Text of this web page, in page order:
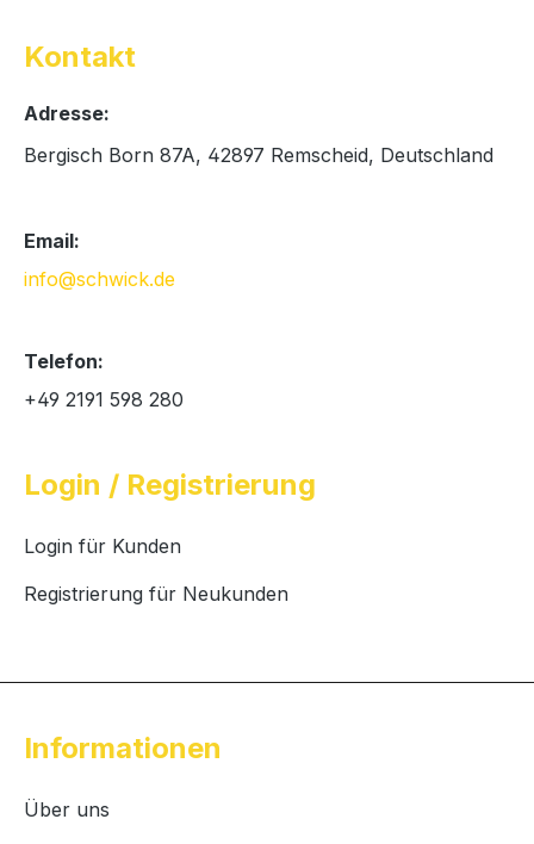
Kontakt
Adresse:
Bergisch Born 87A, 42897 Remscheid, Deutschland
Email:
info@schwick.de
Telefon:
+49 2191 598 280
Login / Registrierung
Login für Kunden
Registrierung für Neukunden
Informationen
Über uns